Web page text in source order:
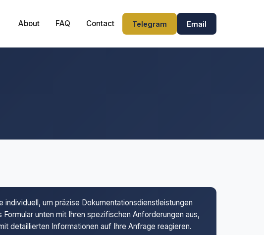
About FAQ Contact Telegram Email
individuell, um präzise Dokumentationsdienstleistungen
unten mit Ihren spezifischen Anforderungen aus,
detaillierten Informationen auf Ihre Anfrage reagieren.